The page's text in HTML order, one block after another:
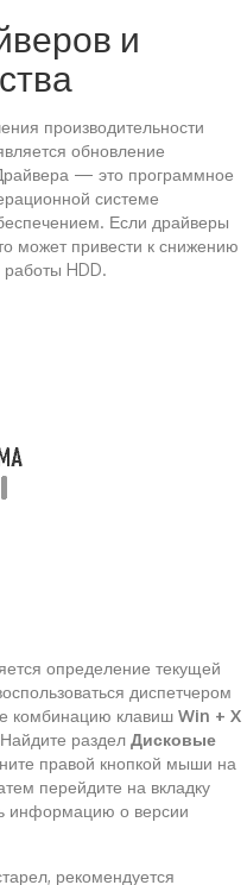
и
производительности
обновление
— это программное
системе
Если драйверы
может привести к снижению
работы HDD.
определение текущей
диспетчером
комбинацию клавиш Win + X
раздел Дисковые
правой кнопкой мыши на
перейдите на вкладку
информацию о версии
рекомендуется